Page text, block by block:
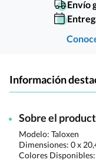
Envío
Información
Sobre el
Modelo: Taloxen
Dimensiones: 0 x
Colores Disponibles: